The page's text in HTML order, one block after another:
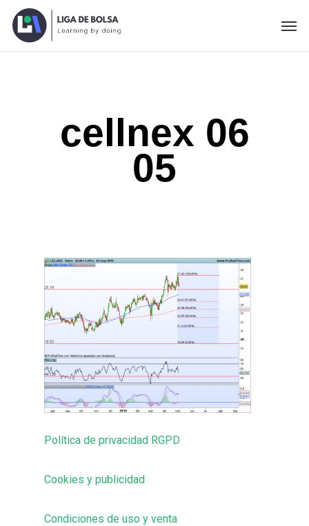
Skip
cellnex 06
05
Política de privacidad RGPD
Cookies y publicidad
Condiciones de uso y venta